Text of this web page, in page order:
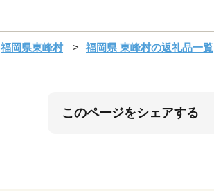
福岡県東峰村 福岡県 東峰村の返礼品一覧
このページをシェアする